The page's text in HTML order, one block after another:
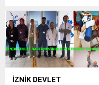
TÜRKİYE’NİN GELMİŞ
GEÇMİŞ EN GENÇ PİLOTU
(18) OLARAK TARİHE GEÇTİ
ÇAYLAK SENESİNDE
ŞAMPİYON OLARAK TARİHE
GEÇTİ 16 yaşında ilk rallisini
Letonya’da yaparak
İZNİK DEVLET